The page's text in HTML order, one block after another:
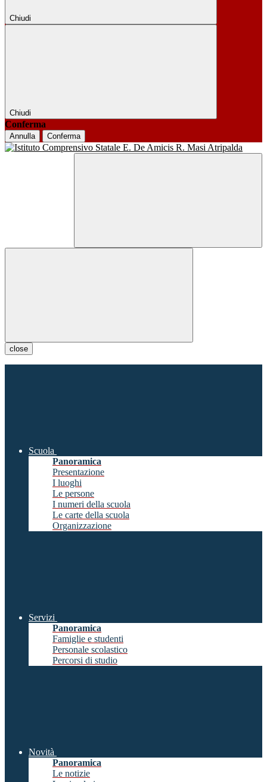
Chiudi
Chiudi
Conferma
Annulla Conferma
close
Scuola
Panoramica
Presentazione
I luoghi
Le persone
I numeri della scuola
Le carte della scuola
Organizzazione
Servizi
Panoramica
Famiglie e studenti
Personale scolastico
Percorsi di studio
Novità
Panoramica
Le notizie